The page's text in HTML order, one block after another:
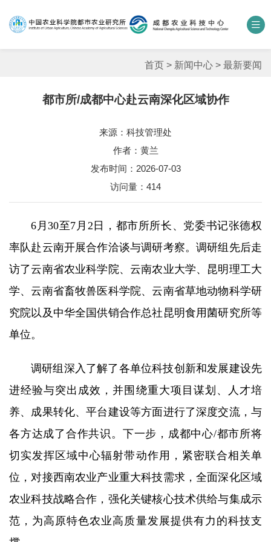
中国农业科学院 科研期刊
单位概况
平台基地
研究生培养
成果转化
园区服务
首页 > 新闻中心 > 最新要闻
都市所/成都中心赴云南深化区域协作
来源：科技管理处
作者：黄兰
发布时间：2026-07-03
访问量： 414
6月30至7月2日，都市所所长、党委书记张德权
率队赴云南开展合作洽谈与调研考察。调研组先后走
访了云南省农业科学院、云南农业大学、昆明理工大
学、云南省畜牧兽医科学院、云南省草地动物科学研
究院以及中华全国供销合作总社昆明食用菌研究所等
单位。
调研组深入了解了各单位科技创新和发展建设先
进经验与突出成效，并围绕重大项目谋划、人才培
养、成果转化、平台建设等方面进行了深度交流，与
各方达成了合作共识。下一步，成都中心/都市所将
切实发挥区域中心辐射带动作用，紧密联合相关单
位，对接西南农业产业重大科技需求，全面深化区域
农业科技战略合作，强化关键核心技术供给与集成示
范，为高原特色农业高质量发展提供有力的科技支